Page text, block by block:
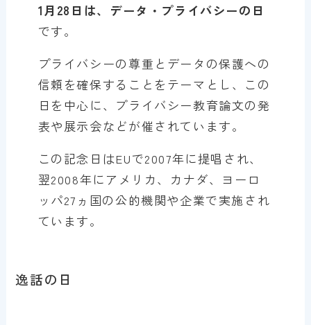
1月28日は、データ・プライバシーの日
です。
プライバシーの尊重とデータの保護への
信頼を確保することをテーマとし、この
日を中心に、プライバシー教育論文の発
表や展示会などが催されています。
この記念日はEUで2007年に提唱され、
翌2008年にアメリカ、カナダ、ヨーロ
ッパ27ヵ国の公的機関や企業で実施され
ています。
逸話の日